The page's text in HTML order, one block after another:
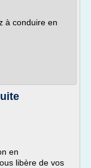
à conduire en
en
libère de vos